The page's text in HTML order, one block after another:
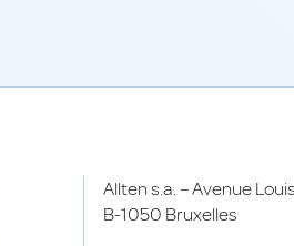
Allten s.a. – Avenue
B-1050 Bruxelles